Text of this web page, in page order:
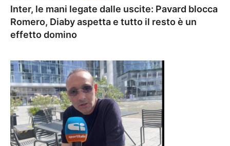
Inter, le mani legate dalle uscite: Pavard blocca
Romero, Diaby aspetta e tutto il resto è un
effetto domino